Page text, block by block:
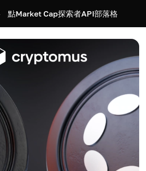
點Market Cap探索者API部落格